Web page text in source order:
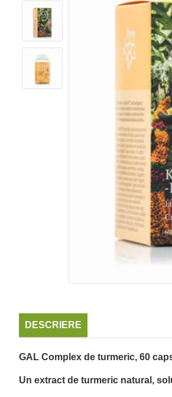
DESCRIERE
GAL Complex de turmeric, 60
Un extract de turmeric natural,